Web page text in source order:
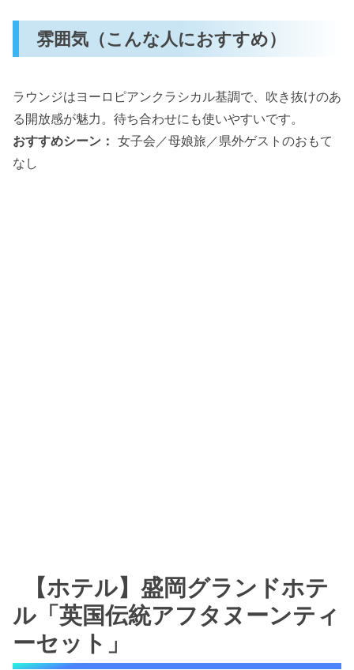
雰囲気（こんな人におすすめ）
ラウンジはヨーロピアンクラシカル基調で、吹き抜けのあ
る開放感が魅力。待ち合わせにも使いやすいです。
おすすめシーン： 女子会／母娘旅／県外ゲストのおもて
なし
【ホテル】盛岡グランドホテ
ル「英国伝統アフタヌーンティ
ーセット」